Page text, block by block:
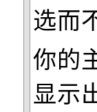
选而
你的
显示